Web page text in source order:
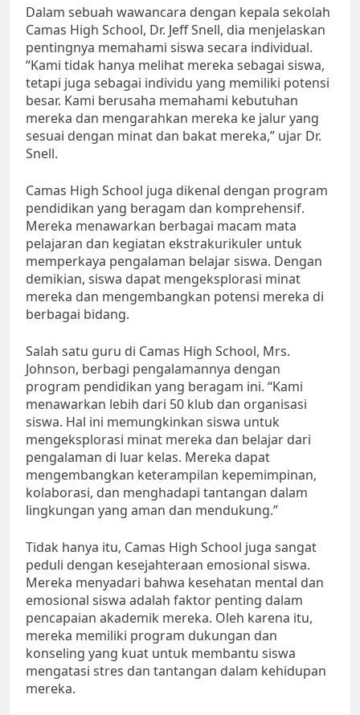
Dalam sebuah wawancara dengan kepala sekolah
Camas High School, Dr. Jeff Snell, dia menjelaskan
pentingnya memahami siswa secara individual.
“Kami tidak hanya melihat mereka sebagai siswa,
tetapi juga sebagai individu yang memiliki potensi
besar. Kami berusaha memahami kebutuhan
mereka dan mengarahkan mereka ke jalur yang
sesuai dengan minat dan bakat mereka,” ujar Dr.
Snell.
Camas High School juga dikenal dengan program
pendidikan yang beragam dan komprehensif.
Mereka menawarkan berbagai macam mata
pelajaran dan kegiatan ekstrakurikuler untuk
memperkaya pengalaman belajar siswa. Dengan
demikian, siswa dapat mengeksplorasi minat
mereka dan mengembangkan potensi mereka di
berbagai bidang.
Salah satu guru di Camas High School, Mrs.
Johnson, berbagi pengalamannya dengan
program pendidikan yang beragam ini. “Kami
menawarkan lebih dari 50 klub dan organisasi
siswa. Hal ini memungkinkan siswa untuk
mengeksplorasi minat mereka dan belajar dari
pengalaman di luar kelas. Mereka dapat
mengembangkan keterampilan kepemimpinan,
kolaborasi, dan menghadapi tantangan dalam
lingkungan yang aman dan mendukung.”
Tidak hanya itu, Camas High School juga sangat
peduli dengan kesejahteraan emosional siswa.
Mereka menyadari bahwa kesehatan mental dan
emosional siswa adalah faktor penting dalam
pencapaian akademik mereka. Oleh karena itu,
mereka memiliki program dukungan dan
konseling yang kuat untuk membantu siswa
mengatasi stres dan tantangan dalam kehidupan
mereka.